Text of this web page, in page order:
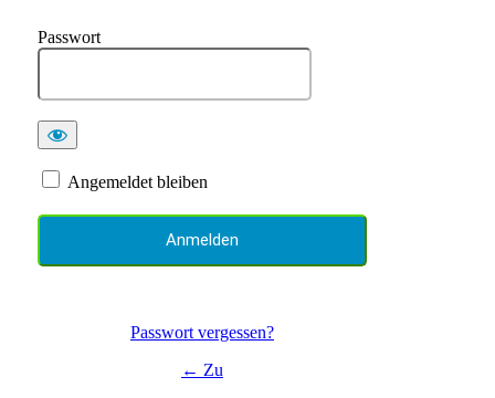
Passwort
Angemeldet bleiben
Passwort vergessen?
← Zu